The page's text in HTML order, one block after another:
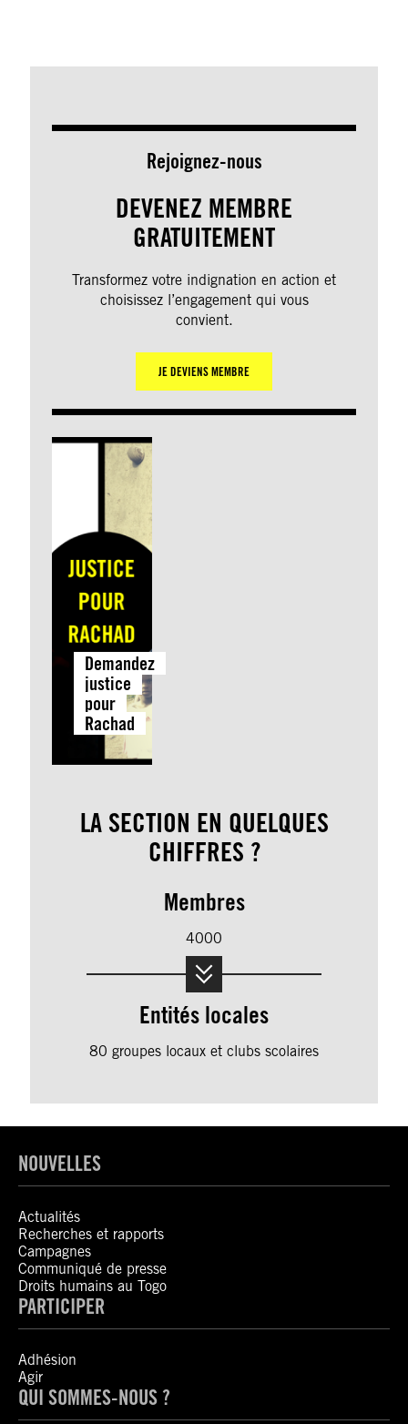
Rejoignez-nous
DEVENEZ MEMBRE
GRATUITEMENT
Transformez votre indignation en action et
choisissez l’engagement qui vous
convient.
JE DEVIENS MEMBRE
Demandez
justice
pour
Rachad
LA SECTION EN QUELQUES
CHIFFRES ?
Membres
4000
Entités locales
80 groupes locaux et clubs scolaires
NOUVELLES
Actualités
Recherches et rapports
Campagnes
Communiqué de presse
Droits humains au Togo
PARTICIPER
Adhésion
Agir
QUI SOMMES-NOUS ?